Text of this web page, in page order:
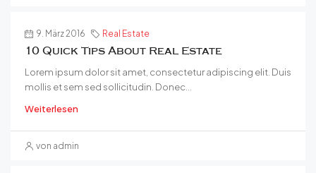
9. März 2016 Real Estate
10 Quick Tips About Real Estate
Lorem ipsum dolor sit amet, consectetur adipiscing elit. Duis
mollis et sem sed sollicitudin. Donec...
Weiterlesen
von admin